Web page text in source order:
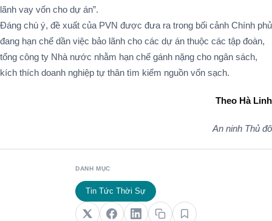
lãnh vay vốn cho dự án”.
Đáng chú ý, đề xuất của PVN được đưa ra trong bối cảnh Chính phủ
đang hạn chế dần việc bảo lãnh cho các dự án thuộc các tập đoàn,
tổng công ty Nhà nước nhằm hạn chế gánh nặng cho ngân sách,
kích thích doanh nghiệp tự thân tìm kiếm nguồn vốn sạch.
Theo Hà Linh
An ninh Thủ đô
DANH MỤC
Tin Tức Thời Sự